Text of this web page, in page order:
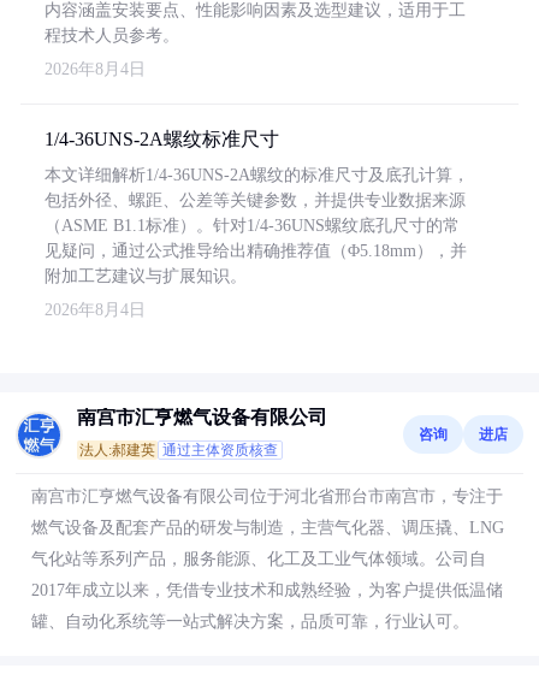
内容涵盖安装要点、性能影响因素及选型建议，适用于工
程技术人员参考。
2026年8月4日
1/4-36UNS-2A螺纹标准尺寸
本文详细解析1/4-36UNS-2A螺纹的标准尺寸及底孔计算，
包括外径、螺距、公差等关键参数，并提供专业数据来源
（ASME B1.1标准）。针对1/4-36UNS螺纹底孔尺寸的常
见疑问，通过公式推导给出精确推荐值（Φ5.18mm），并
附加工艺建议与扩展知识。
2026年8月4日
南宫市汇亨燃气设备有限公司
法人:郝建英 通过主体资质核查
咨询 进店
南宫市汇亨燃气设备有限公司位于河北省邢台市南宫市，专注于
燃气设备及配套产品的研发与制造，主营气化器、调压撬、LNG
气化站等系列产品，服务能源、化工及工业气体领域。公司自
2017年成立以来，凭借专业技术和成熟经验，为客户提供低温储
罐、自动化系统等一站式解决方案，品质可靠，行业认可。